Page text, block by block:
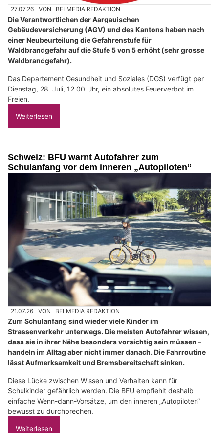
27.07.26 VON BELMEDIA REDAKTION
Die Verantwortlichen der Aargauischen
Gebäudeversicherung (AGV) und des Kantons haben nach
einer Neubeurteilung die Gefahrenstufe für
Waldbrandgefahr auf die Stufe 5 von 5 erhöht (sehr grosse
Waldbrandgefahr).
Das Departement Gesundheit und Soziales (DGS) verfügt per
Dienstag, 28. Juli, 12.00 Uhr, ein absolutes Feuerverbot im
Freien.
Weiterlesen
Schweiz: BFU warnt Autofahrer zum
Schulanfang vor dem inneren „Autopiloten“
21.07.26 VON BELMEDIA REDAKTION
Zum Schulanfang sind wieder viele Kinder im
Strassenverkehr unterwegs. Die meisten Autofahrer wissen,
dass sie in ihrer Nähe besonders vorsichtig sein müssen –
handeln im Alltag aber nicht immer danach. Die Fahrroutine
lässt Aufmerksamkeit und Bremsbereitschaft sinken.
Diese Lücke zwischen Wissen und Verhalten kann für
Schulkinder gefährlich werden. Die BFU empfiehlt deshalb
einfache Wenn-dann-Vorsätze, um den inneren „Autopiloten“
bewusst zu durchbrechen.
Weiterlesen